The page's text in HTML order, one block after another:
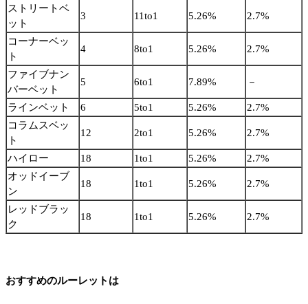
ストリートベ
ット
3 11to1 5.26% 2.7%
コーナーベッ
ト
4 8to1 5.26% 2.7%
ファイブナン
バーベット
5 6to1 7.89% －
ラインベット 6 5to1 5.26%
2.7%
コラムスベッ
ト
12 2to1 5.26% 2.7%
ハイロー 18 1to1 5.26%
2.7%
オッドイーブ
ン
18 1to1 5.26% 2.7%
レッドブラッ
ク
18 1to1 5.26% 2.7%
おすすめのルーレットは